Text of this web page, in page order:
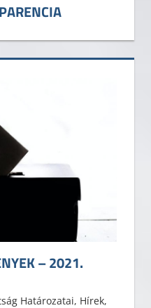
– 2021.
Határozatai, Hírek,